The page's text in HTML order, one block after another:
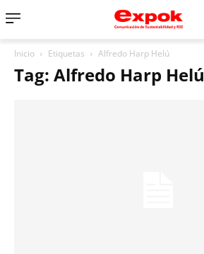
Inicio Etiquetas Alfredo Harp Helú
Tag: Alfredo Harp Helú